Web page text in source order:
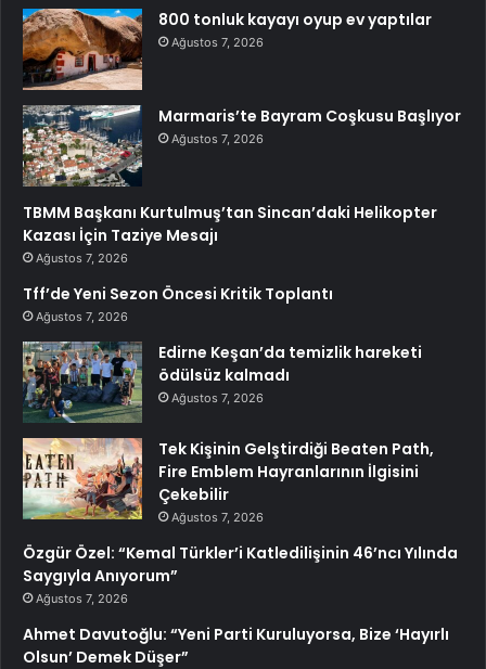
800 tonluk kayayı oyup ev yaptılar
Ağustos 7, 2026
Marmaris’te Bayram Coşkusu Başlıyor
Ağustos 7, 2026
TBMM Başkanı Kurtulmuş’tan Sincan’daki Helikopter
Kazası İçin Taziye Mesajı
Ağustos 7, 2026
Tff’de Yeni Sezon Öncesi Kritik Toplantı
Ağustos 7, 2026
Edirne Keşan’da temizlik hareketi
ödülsüz kalmadı
Ağustos 7, 2026
Tek Kişinin Gelştirdiği Beaten Path,
Fire Emblem Hayranlarının İlgisini
Çekebilir
Ağustos 7, 2026
Özgür Özel: “Kemal Türkler’i Katledilişinin 46’ncı Yılında
Saygıyla Anıyorum”
Ağustos 7, 2026
Ahmet Davutoğlu: “Yeni Parti Kuruluyorsa, Bize ‘Hayırlı
Olsun’ Demek Düşer”